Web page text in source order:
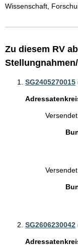
Wissenschaft,
Zu diesem RV
SG2405270015
SG2606230042